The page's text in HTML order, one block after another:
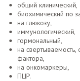
общий клинический,
биохимический по
на глюкозу,
иммунологический,
гормональный,
на
фактора,
на онкомаркеры,
ПЦР.